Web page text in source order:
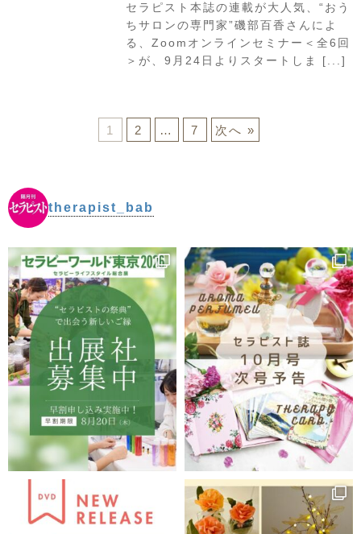
セラピスト本誌の連載が大人気、“おう
ちサロンの専門家”磯部百香さんによ
る、Zoomオンラインセミナー＜全6回
＞が、9月24日よりスタートしま [...]
1 2 … 7 次へ »
therapist_bab